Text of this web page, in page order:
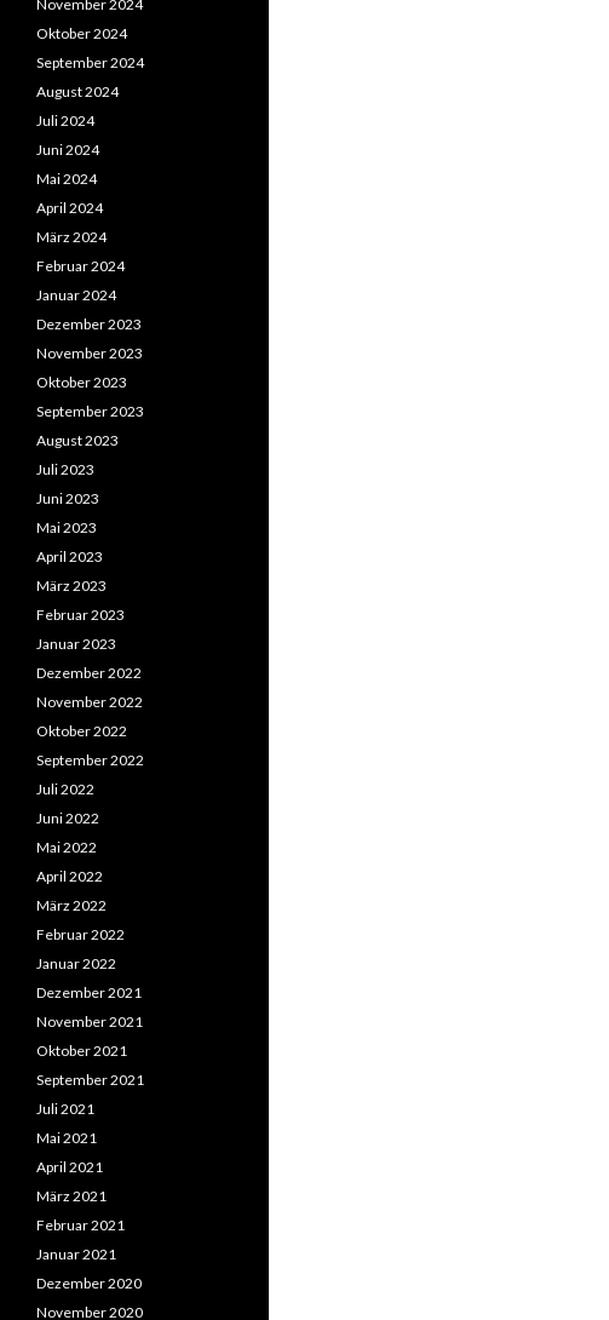
November 2024
Oktober 2024
September 2024
August 2024
Juli 2024
Juni 2024
Mai 2024
April 2024
März 2024
Februar 2024
Januar 2024
Dezember 2023
November 2023
Oktober 2023
September 2023
August 2023
Juli 2023
Juni 2023
Mai 2023
April 2023
März 2023
Februar 2023
Januar 2023
Dezember 2022
November 2022
Oktober 2022
September 2022
Juli 2022
Juni 2022
Mai 2022
April 2022
März 2022
Februar 2022
Januar 2022
Dezember 2021
November 2021
Oktober 2021
September 2021
Juli 2021
Mai 2021
April 2021
März 2021
Februar 2021
Januar 2021
Dezember 2020
November 2020